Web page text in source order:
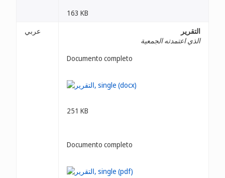
163 KB
عربي
التقرير
الذي اعتمدته الجمعية
Documento completo
251 KB
Documento completo